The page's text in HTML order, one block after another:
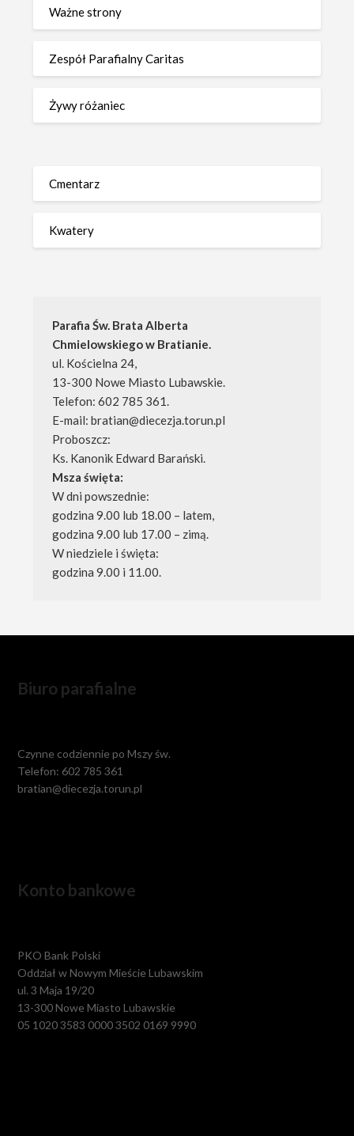
Ważne strony
Zespół Parafialny Caritas
Żywy różaniec
Cmentarz
Kwatery
Parafia Św. Brata Alberta
Chmielowskiego w Bratianie.
ul. Kościelna 24,
13-300 Nowe Miasto Lubawskie.
Telefon: 602 785 361.
E-mail: bratian@diecezja.torun.pl
Proboszcz:
Ks. Kanonik Edward Barański.
Msza święta:
W dni powszednie:
godzina 9.00 lub 18.00 – latem,
godzina 9.00 lub 17.00 – zimą.
W niedziele i święta:
godzina 9.00 i 11.00.
Biuro parafialne
Czynne codziennie po Mszy św.
Telefon: 602 785 361
bratian@diecezja.torun.pl
Konto bankowe
PKO Bank Polski
Oddział w Nowym Mieście Lubawskim
ul. 3 Maja 19/20
13-300 Nowe Miasto Lubawskie
05 1020 3583 0000 3502 0169 9990